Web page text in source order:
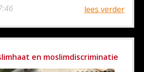
lees verder
en moslimdiscriminatie